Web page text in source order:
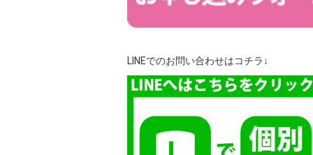
LINEでのお問い合わせはコチラ↓